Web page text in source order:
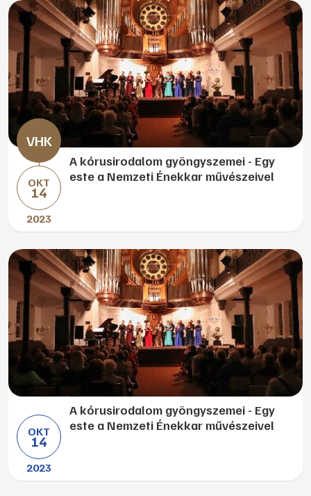
OKT
14
2023
A kórusirodalom gyöngyszemei - Egy
este a Nemzeti Énekkar művészeivel
OKT
14
2023
A kórusirodalom gyöngyszemei - Egy
este a Nemzeti Énekkar művészeivel